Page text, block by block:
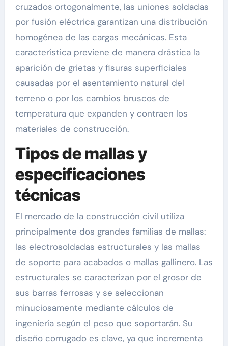
cruzados ortogonalmente, las uniones soldadas
por fusión eléctrica garantizan una distribución
homogénea de las cargas mecánicas. Esta
característica previene de manera drástica la
aparición de grietas y fisuras superficiales
causadas por el asentamiento natural del
terreno o por los cambios bruscos de
temperatura que expanden y contraen los
materiales de construcción.
Tipos de mallas y
especificaciones
técnicas
El mercado de la construcción civil utiliza
principalmente dos grandes familias de mallas:
las electrosoldadas estructurales y las mallas
de soporte para acabados o mallas gallinero. Las
estructurales se caracterizan por el grosor de
sus barras ferrosas y se seleccionan
minuciosamente mediante cálculos de
ingeniería según el peso que soportarán. Su
diseño corrugado es clave, ya que incrementa